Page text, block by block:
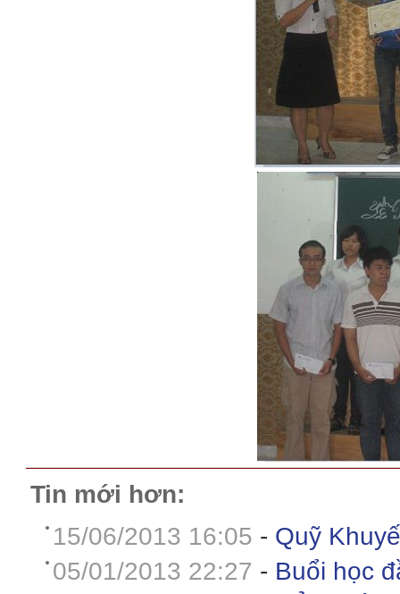
Tin mới hơn:
15/06/2013 16:05 - Quỹ
05/01/2013 22:27 - Buổi học